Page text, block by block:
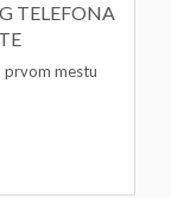
TELEFONA
prvom mestu